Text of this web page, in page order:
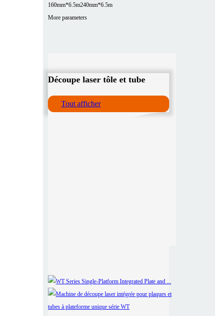
160mm*6.5m240mm*6.5m
More parameters
Découpe laser tôle et tube
Tout afficher